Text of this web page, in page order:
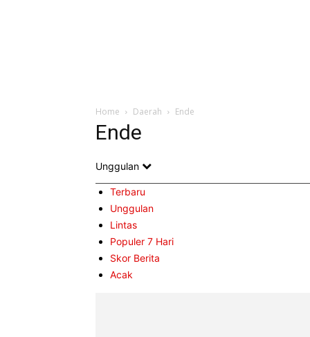
Home Daerah Ende
Ende
Unggulan
Terbaru
Unggulan
Lintas
Populer 7 Hari
Skor Berita
Acak